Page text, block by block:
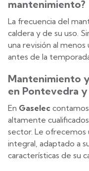
mantenimiento?
La frecuencia del
caldera y de su uso.
una revisión al
antes de la
Mantenimiento
en Pontevedra
En Gaselec
altamente
sector. Le
integral, adaptado a
características de su